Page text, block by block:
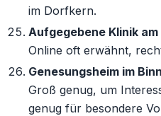
im Dorfkern.
Aufgegebene Klinik
Online oft erwähnt,
Genesungsheim im
Groß genug, um
genug für besondere